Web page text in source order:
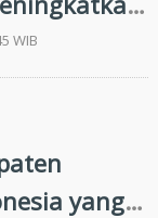
WIB
yang